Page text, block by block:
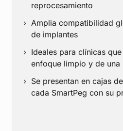
reprocesamiento
Amplia compatibilidad
de implantes
Ideales para clínicas
enfoque limpio y de una
Se presentan en cajas
cada SmartPeg con su